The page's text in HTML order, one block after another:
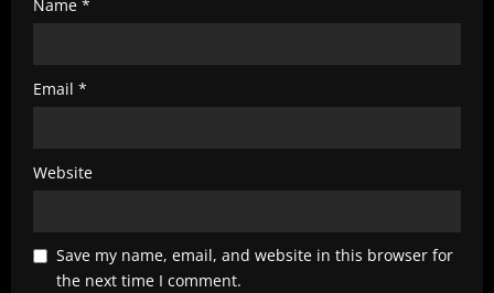
Name *
Email *
Website
Save my name, email, and website in this browser for
the next time I comment.